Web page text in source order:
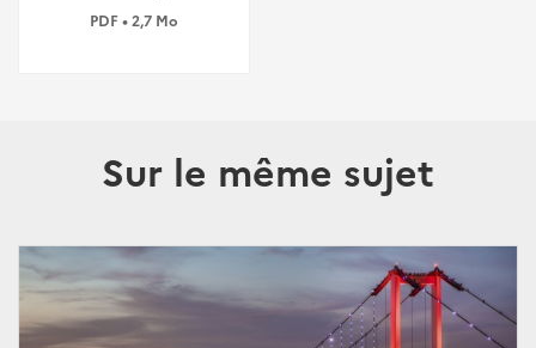
PDF • 2,7 Mo
Sur le même sujet